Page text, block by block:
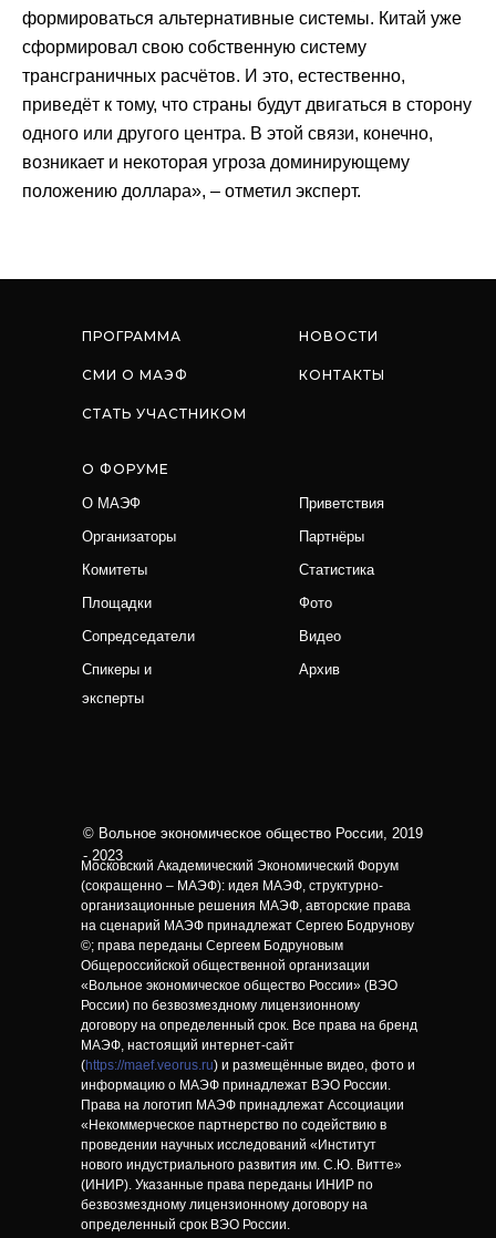
формироваться альтернативные системы. Китай уже
сформировал свою собственную систему
трансграничных расчётов. И это, естественно,
приведёт к тому, что страны будут двигаться в сторону
одного или другого центра. В этой связи, конечно,
возникает и некоторая угроза доминирующему
положению доллара», – отметил эксперт.
© Вольное экономическое общество России, 2019
- 2023
ПРОГРАММА
О ФОРУМЕ
О МАЭФ
Площадки
Приветствия
Фото
НОВОСТИ
СМИ О МАЭФ
СТАТЬ УЧАСТНИКОМ
КОНТАКТЫ
Организаторы
Комитеты
Сопредседатели
Спикеры и
эксперты
Партнёры
Статистика
Архив
Видео
Московский Академический Экономический Форум
(сокращенно – МАЭФ): идея МАЭФ, структурно-
организационные решения МАЭФ, авторские права
на сценарий МАЭФ принадлежат Сергею Бодрунову
©; права переданы Сергеем Бодруновым
Общероссийской общественной организации
«Вольное экономическое общество России» (ВЭО
России) по безвозмездному лицензионному
договору на определенный срок. Все права на бренд
МАЭФ, настоящий интернет-сайт
(https://maef.veorus.ru) и размещённые видео, фото и
информацию о МАЭФ принадлежат ВЭО России.
Права на логотип МАЭФ принадлежат Ассоциации
«Некоммерческое партнерство по содействию в
проведении научных исследований «Институт
нового индустриального развития им. С.Ю. Витте»
(ИНИР). Указанные права переданы ИНИР по
безвозмездному лицензионному договору на
определенный срок ВЭО России.